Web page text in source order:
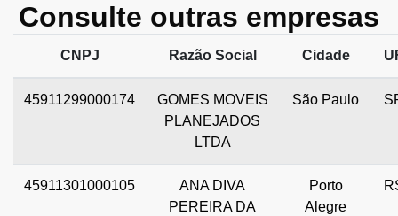
Consulte outras empresas
CNPJ Razão Social Cidade
45911299000174
GOMES MOVEIS
PLANEJADOS
LTDA
São Paulo
45911301000105
ANA DIVA
PEREIRA DA
Porto
Alegre